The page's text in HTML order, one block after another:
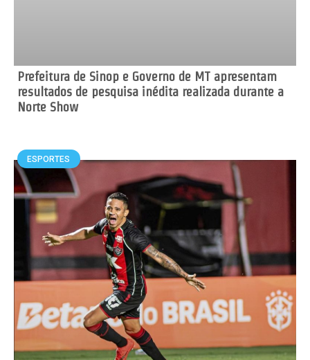
Prefeitura de Sinop e Governo de MT apresentam
resultados de pesquisa inédita realizada durante a
Norte Show
ESPORTES